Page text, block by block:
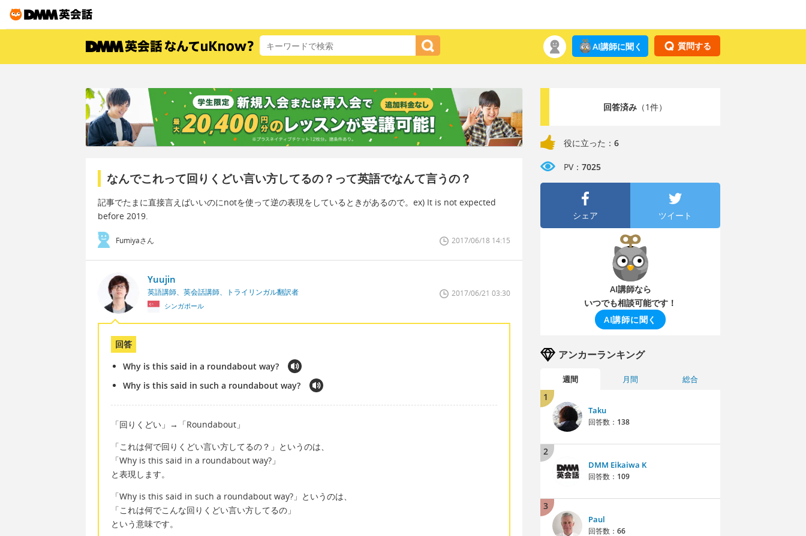
質問する
AI講師に聞く
なんでこれって回りくどい言い方してるの？って英語でなんて言うの？
記事でたまに直接言えばいいのにnotを使って逆の表現をしているときがあるので。ex) It is not expected
before 2019.
Fumiyaさん 2017/06/18 14:15
Yuujin
英語講師、英会話講師、トライリンガル翻訳者
シンガポール
2017/06/21 03:30
回答
Why is this said in a roundabout way?
Why is this said in such a roundabout way?
「回りくどい」→「Roundabout」
「これは何で回りくどい言い方してるの？」というのは、
「Why is this said in a roundabout way?」
と表現します。
「Why is this said in such a roundabout way?」というのは、
「これは何でこんな回りくどい言い方してるの」
という意味です。
回答済み（1件）
役に立った： 6
PV： 7025
シェア ツイート
AI講師なら
いつでも相談可能です！
AI講師に聞く
アンカーランキング
週間 月間 総合
1
Taku
回答数： 138
2
DMM Eikaiwa K
回答数： 109
3
Paul
回答数： 66